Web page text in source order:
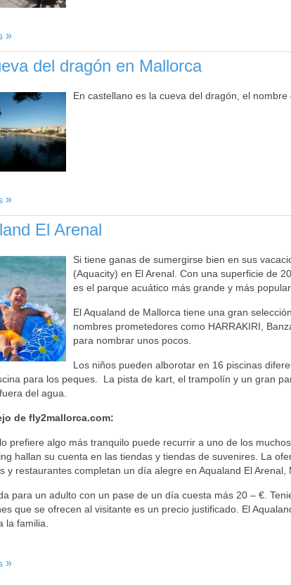
del dragón en Mallorca
En castellano es la cueva del dragón, el nombre
El Arenal
Si tiene ganas de sumergirse bien en sus
(Aquacity) en El Arenal. Con una superficie de
es el parque acuático más grande y más
El Aqualand de Mallorca tiene una gran
nombres prometedores como HARRAKIRI,
para nombrar unos pocos.
Los niños pueden alborotar en 16 piscinas
para los peques. La pista de kart, el trampolín y un gran
del agua.
de fly2mallorca.com:
prefiere algo más tranquilo puede recurrir a uno de los
hallan su cuenta en las tiendas y tiendas de suvenires. La
y restaurantes completan un día alegre en Aqualand El Arenal,
para un adulto con un pase de un día cuesta más 20 – €.
que se ofrecen al visitante es un precio justificado. El
la familia.